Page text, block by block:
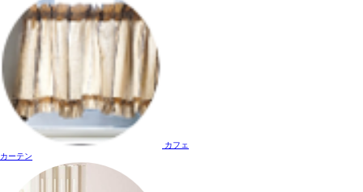
カフェ
カーテン